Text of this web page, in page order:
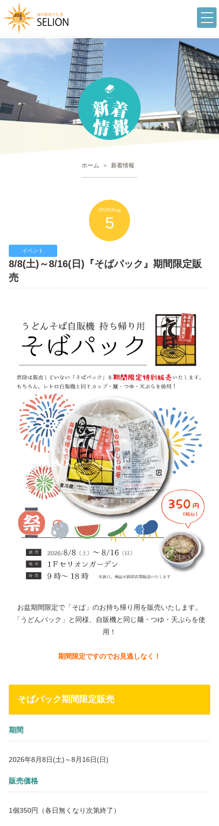
ホーム 新着情報
2026/Aug
5
イベント
8/8(土)～8/16(日)『そばパック』期間限定販
売
お盆期間限定で「そば」のお持ち帰り用を販売いたします。
「うどんパック」と同様、自販機と同じ麺・つゆ・天ぷらを使
用！
期間限定ですのでお見逃しなく！
そばパック期間限定販売
期間
2026年8月8日(土)～8月16日(日)
販売価格
1個350円（各日無くなり次第終了）